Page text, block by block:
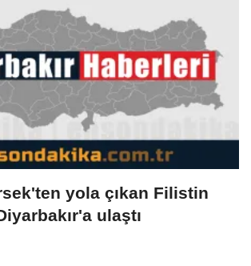
yola çıkan Filistin
ulaştı